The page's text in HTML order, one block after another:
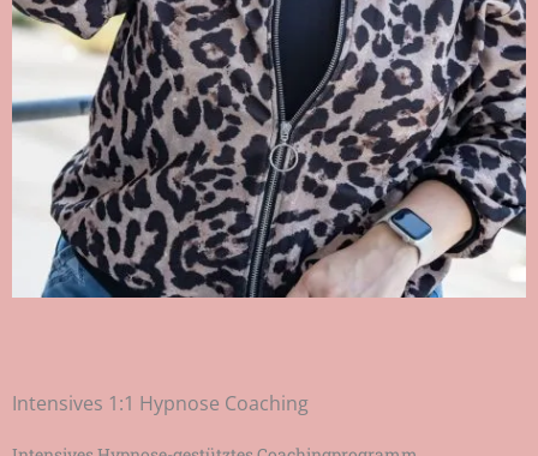
Intensives 1:1 Hypnose Coaching